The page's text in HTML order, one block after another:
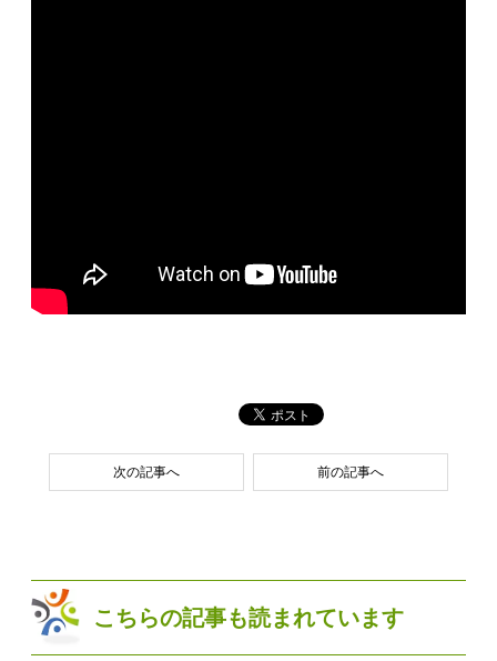
次の記事へ 前の記事へ
こちらの記事も読まれています